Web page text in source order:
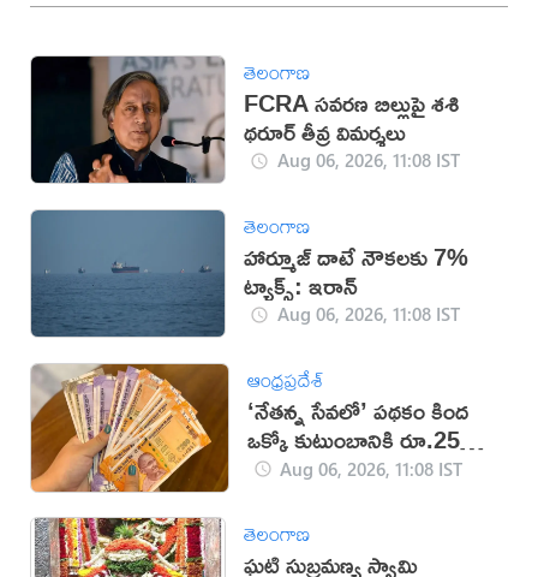
తెలంగాణ
FCRA సవరణ బిల్లుపై శశి
థరూర్ తీవ్ర విమర్శలు
Aug 06, 2026, 11:08 IST
తెలంగాణ
హార్మూజ్ దాటే నౌకలకు 7%
ట్యాక్స్: ఇరాన్
Aug 06, 2026, 11:08 IST
ఆంధ్రప్రదేశ్
‘నేతన్న సేవలో’ పథకం కింద
ఒక్కో కుటుంబానికి రూ.25
వేలు.. డేట్ ఫిక్స్!
Aug 06, 2026, 11:08 IST
తెలంగాణ
ఘటి సుబ్రమణ్య స్వామి